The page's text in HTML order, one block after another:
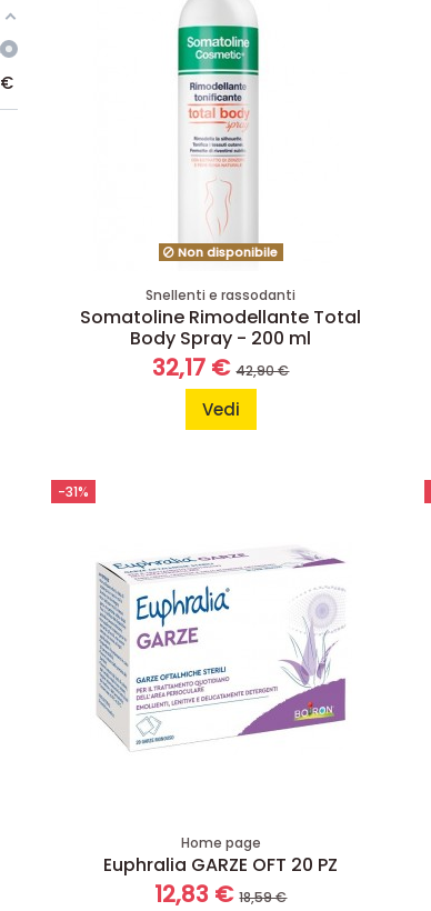
Non disponibile
Snellenti e rassodanti
Somatoline Rimodellante Total
Body Spray - 200 ml
32,17 €42,90 €
Vedi
-31%
Home page
Euphralia GARZE OFT 20 PZ
12,83 €18,59 €
€